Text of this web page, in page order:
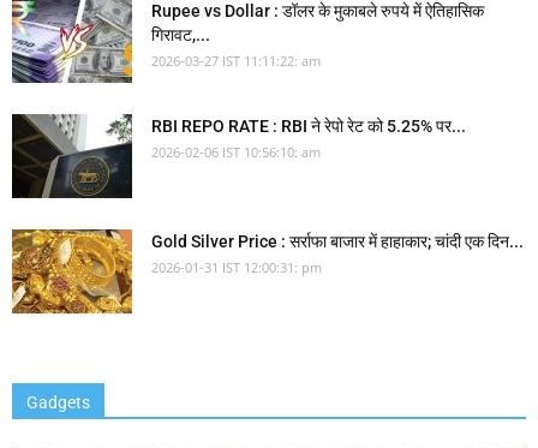
Rupee vs Dollar : डॉलर के मुकाबले रुपये में ऐतिहासिक
गिरावट,...
2026-03-27 IST 11:11:22: am
RBI REPO RATE : RBI ने रेपो रेट को 5.25% पर...
2026-02-06 IST 10:56:10: am
Gold Silver Price : सर्राफा बाजार में हाहाकार; चांदी एक दिन...
2026-01-31 IST 12:00:31: pm
Gadgets